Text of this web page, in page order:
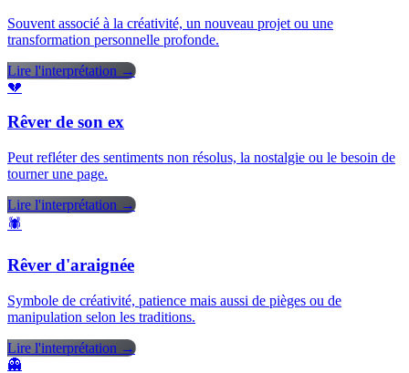
Souvent associé à la créativité, un nouveau projet ou une
transformation personnelle profonde.
Lire l'interprétation →
💔
Rêver de son ex
Peut refléter des sentiments non résolus, la nostalgie ou le besoin de
tourner une page.
Lire l'interprétation →
🕷️
Rêver d'araignée
Symbole de créativité, patience mais aussi de pièges ou de
manipulation selon les traditions.
Lire l'interprétation →
👻